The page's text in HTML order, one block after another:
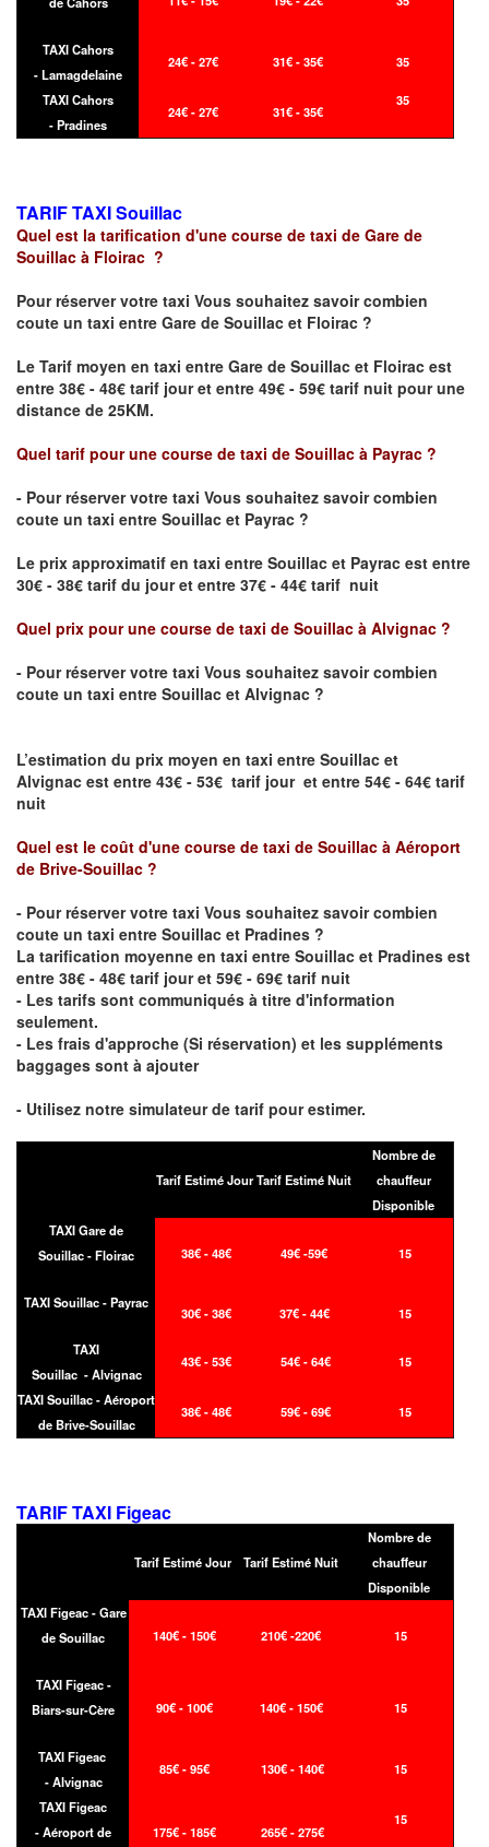
TAXI Cahors
- Lamagdelaine
24€ - 27€ 31€ - 35€ 35
TAXI Cahors
- Pradines
24€ - 27€ 31€ - 35€
35
TARIF TAXISouillac
Quel est la tarification d'une course de taxi de Gare de
Souillac à Floirac ?
Pour réserver votre taxi Vous souhaitez savoircombien
coute un taxi entre Gare de Souillac et Floirac ?
Le Tarif moyen en taxi entre Gare de Souillac et Floirac est
entre 38€ - 48€ tarif jour et entre 49€ - 59€ tarif nuit pour une
distance de 25KM.
Quel tarif pour une course de taxi de Souillac à Payrac ?
- Pour réserver votre taxi Vous souhaitez savoircombien
coute un taxi entre Souillac et Payrac ?
Le prix approximatif en taxi entre Souillac et Payrac est entre
30€ - 38€ tarif du jour et entre 37€ - 44€ tarif nuit
Quel prix pour une course de taxi de Souillac à Alvignac ?
- Pour réserver votre taxi Vous souhaitez savoircombien
coute un taxi entre Souillac et Alvignac ?
L’estimation du prix moyen en taxi entre Souillac et
Alvignac est entre 43€ - 53€ tarif jour et entre 54€ - 64€ tarif
nuit
Quel est le coût d'une course de taxi de Souillac à Aéroport
de Brive-Souillac ?
- Pour réserver votre taxi Vous souhaitez savoircombien
coute un taxi entre Souillac et Pradines ?
La tarification moyenne en taxi entre Souillac et Pradines est
entre 38€ - 48€ tarif jour et 59€ - 69€ tarif nuit
- Les tarifs sont communiqués à titre d'information
seulement.
- Les frais d'approche (Si réservation) et les suppléments
baggages sont à ajouter
- Utilisez notre simulateur de tarif pour estimer.
Tarif Estimé JourTarif Estimé Nuit
Nombre de
chauffeur
Disponible
TAXI Gare de
Souillac - Floirac
38€ - 48€ 49€ -59€ 15
TAXI Souillac - Payrac
30€ - 38€ 37€ - 44€ 15
TAXI
Souillac - Alvignac
43€ - 53€ 54€ - 64€ 15
TAXI Souillac - Aéroport
de Brive-Souillac
38€ - 48€ 59€ - 69€ 15
TARIF TAXI Figeac
Tarif Estimé Jour Tarif Estimé Nuit
Nombre de
chauffeur
Disponible
TAXI Figeac - Gare
de Souillac
140€ - 150€ 210€ -220€ 15
TAXI Figeac -
Biars-sur-Cère
90€ - 100€ 140€ - 150€ 15
TAXI Figeac
- Alvignac
85€ - 95€ 130€ - 140€ 15
TAXI Figeac
- Aéroport de
175€ - 185€ 265€ - 275€
15